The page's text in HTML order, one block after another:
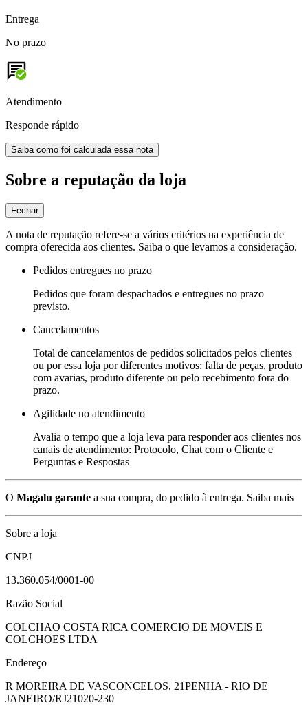
Entrega
No prazo
Atendimento
Responde rápido
Saiba como foi calculada essa nota
Sobre a reputação da loja
Fechar
A nota de reputação refere-se a vários critérios na experiência de
compra oferecida aos clientes. Saiba o que levamos a consideração.
Pedidos entregues no prazo
Pedidos que foram despachados e entregues no prazo
previsto.
Cancelamentos
Total de cancelamentos de pedidos solicitados pelos clientes
ou por essa loja por diferentes motivos: falta de peças, produto
com avarias, produto diferente ou pelo recebimento fora do
prazo.
Agilidade no atendimento
Avalia o tempo que a loja leva para responder aos clientes nos
canais de atendimento: Protocolo, Chat com o Cliente e
Perguntas e Respostas
O Magalu garante a sua compra, do pedido à entrega. Saiba mais
Sobre a loja
CNPJ
13.360.054/0001-00
Razão Social
COLCHAO COSTA RICA COMERCIO DE MOVEIS E
COLCHOES LTDA
Endereço
R MOREIRA DE VASCONCELOS, 21PENHA - RIO DE
JANEIRO/RJ21020-230